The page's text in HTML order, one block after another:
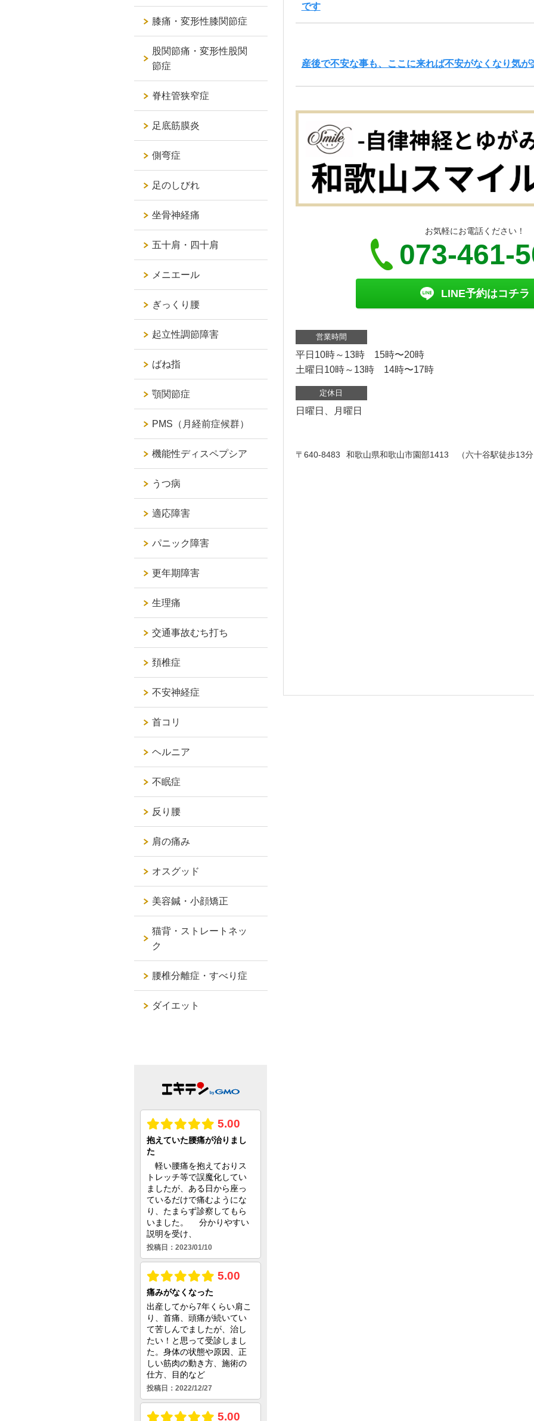
です
産後で不安な事も、ここに来れば不安がなくなり気が
お気軽にお電話ください！
073-461-
LINE予約はコチラ
営業時間
平日10時～13時 15時〜20時
土曜日10時～13時 14時〜17時
定休日
日曜日、月曜日
〒640-8483 和歌山県和歌山市園部1413 （六十谷駅徒歩13
膝痛・変形性膝関節症
股関節痛・変形性股関
節症
脊柱管狭窄症
足底筋膜炎
側弯症
足のしびれ
坐骨神経痛
五十肩・四十肩
メニエール
ぎっくり腰
起立性調節障害
ばね指
顎関節症
PMS（月経前症候群）
機能性ディスペプシア
うつ病
適応障害
パニック障害
更年期障害
生理痛
交通事故むち打ち
頚椎症
不安神経症
首コリ
ヘルニア
不眠症
反り腰
肩の痛み
オスグッド
美容鍼・小顔矯正
猫背・ストレートネッ
ク
腰椎分離症・すべり症
ダイエット